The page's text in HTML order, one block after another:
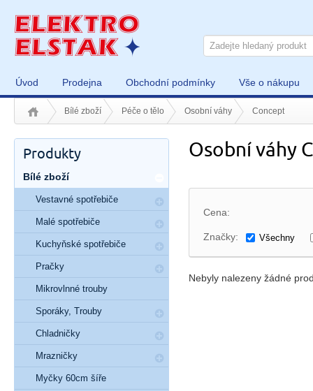
Úvod Prodejna Obchodní podmínky Vše o nákupu
Bílé zboží Péče o tělo Osobní váhy Concept
Osobní váhy
Cena:
Značky: Všechny
Nebyly nalezeny žádné
Produkty
Bílé zboží
Vestavné spotřebiče
Malé spotřebiče
Kuchyňské spotřebiče
Pračky
Mikrovlnné trouby
Sporáky, Trouby
Chladničky
Mrazničky
Myčky 60cm šíře